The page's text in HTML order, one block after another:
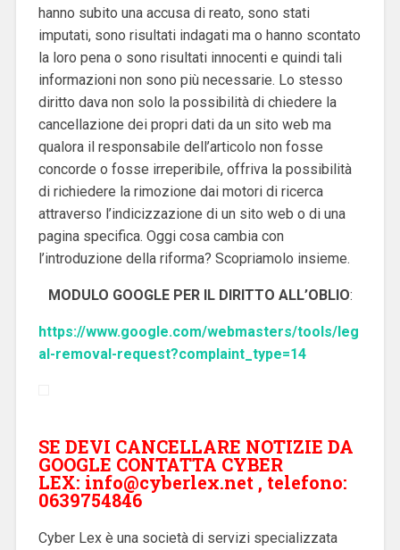
hanno subito una accusa di reato, sono stati
imputati, sono risultati indagati ma o hanno scontato
la loro pena o sono risultati innocenti e quindi tali
informazioni non sono più necessarie. Lo stesso
diritto dava non solo la possibilità di chiedere la
cancellazione dei propri dati da un sito web ma
qualora il responsabile dell’articolo non fosse
concorde o fosse irreperibile, offriva la possibilità
di richiedere la rimozione dai motori di ricerca
attraverso l’indicizzazione di un sito web o di una
pagina specifica. Oggi cosa cambia con
l’introduzione della riforma? Scopriamolo insieme.
MODULO GOOGLE PER IL DIRITTO ALL’OBLIO:
https://www.google.com/webmasters/tools/leg
al-removal-request?complaint_type=14
SE DEVI CANCELLARE NOTIZIE DA
GOOGLE CONTATTA CYBER
LEX: info@cyberlex.net, telefono:
0639754846
Cyber Lex è una società di servizi specializzata